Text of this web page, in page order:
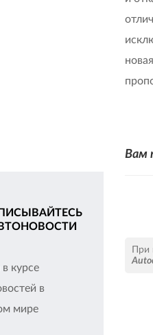
Вам
в курсе
в
мире